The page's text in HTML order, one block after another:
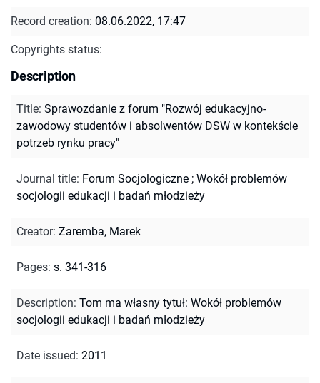
Record creation: 08.06.2022, 17:47
Copyrights status:
Description
Title: Sprawozdanie z forum "Rozwój edukacyjno-
zawodowy studentów i absolwentów DSW w kontekście
potrzeb rynku pracy"
Journal title: Forum Socjologiczne ; Wokół problemów
socjologii edukacji i badań młodzieży
Creator: Zaremba, Marek
Pages: s. 341-316
Description: Tom ma własny tytuł: Wokół problemów
socjologii edukacji i badań młodzieży
Date issued: 2011